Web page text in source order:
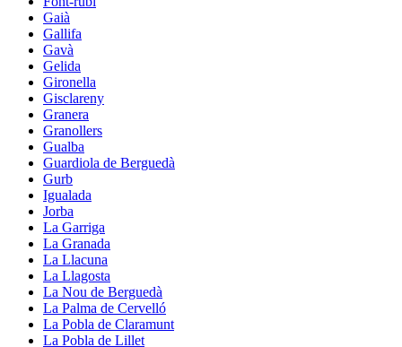
Gaià
Gallifa
Gavà
Gelida
Gironella
Gisclareny
Granera
Granollers
Gualba
Guardiola de Berguedà
Gurb
Igualada
Jorba
La Garriga
La Granada
La Llacuna
La Llagosta
La Nou de Berguedà
La Palma de Cervelló
La Pobla de Claramunt
La Pobla de Lillet